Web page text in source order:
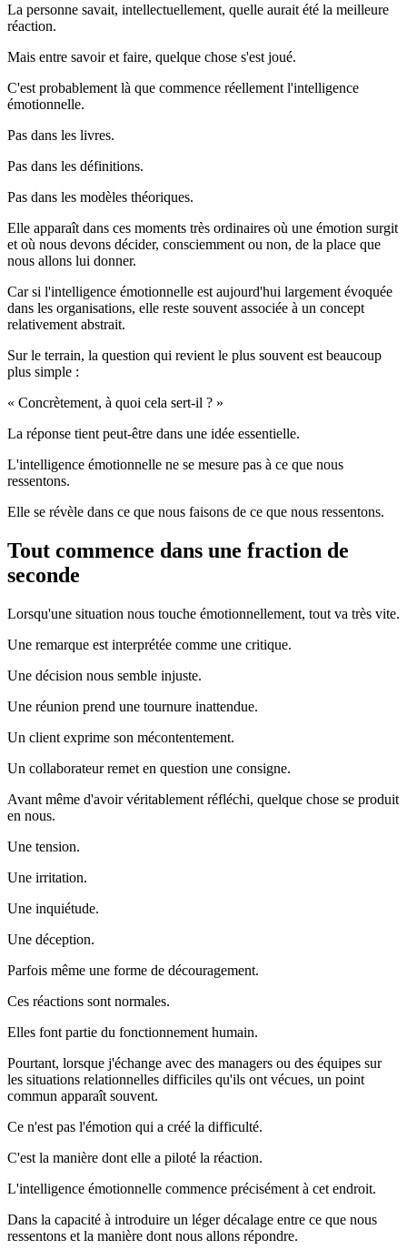
La personne savait, intellectuellement, quelle aurait été la meilleure
réaction.
Mais entre savoir et faire, quelque chose s'est joué.
C'est probablement là que commence réellement l'intelligence
émotionnelle.
Pas dans les livres.
Pas dans les définitions.
Pas dans les modèles théoriques.
Elle apparaît dans ces moments très ordinaires où une émotion surgit
et où nous devons décider, consciemment ou non, de la place que
nous allons lui donner.
Car si l'intelligence émotionnelle est aujourd'hui largement évoquée
dans les organisations, elle reste souvent associée à un concept
relativement abstrait.
Sur le terrain, la question qui revient le plus souvent est beaucoup
plus simple :
« Concrètement, à quoi cela sert-il ? »
La réponse tient peut-être dans une idée essentielle.
L'intelligence émotionnelle ne se mesure pas à ce que nous
ressentons.
Elle se révèle dans ce que nous faisons de ce que nous ressentons.
Tout commence dans une fraction de
seconde
Lorsqu'une situation nous touche émotionnellement, tout va très vite.
Une remarque est interprétée comme une critique.
Une décision nous semble injuste.
Une réunion prend une tournure inattendue.
Un client exprime son mécontentement.
Un collaborateur remet en question une consigne.
Avant même d'avoir véritablement réfléchi, quelque chose se produit
en nous.
Une tension.
Une irritation.
Une inquiétude.
Une déception.
Parfois même une forme de découragement.
Ces réactions sont normales.
Elles font partie du fonctionnement humain.
Pourtant, lorsque j'échange avec des managers ou des équipes sur
les situations relationnelles difficiles qu'ils ont vécues, un point
commun apparaît souvent.
Ce n'est pas l'émotion qui a créé la difficulté.
C'est la manière dont elle a piloté la réaction.
L'intelligence émotionnelle commence précisément à cet endroit.
Dans la capacité à introduire un léger décalage entre ce que nous
ressentons et la manière dont nous allons répondre.